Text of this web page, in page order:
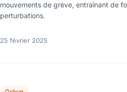
mouvements de grève, entraînant de
perturbations.
25 février 2025